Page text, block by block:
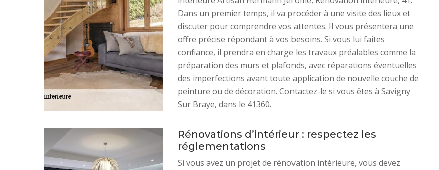
Dans un premier temps, il va procéder à une visite des lieux et
discuter pour comprendre vos attentes. Il vous présentera une
offre précise répondant à vos besoins. Si vous lui faites
confiance, il prendra en charge les travaux préalables comme la
préparation des murs et plafonds, avec réparations éventuelles
des imperfections avant toute application de nouvelle couche de
peinture ou de décoration. Contactez-le si vous êtes à Savigny
Sur Braye, dans le 41360.
Rénovations d’intérieur : respectez les
réglementations
Si vous avez un projet de rénovation intérieure, vous devez